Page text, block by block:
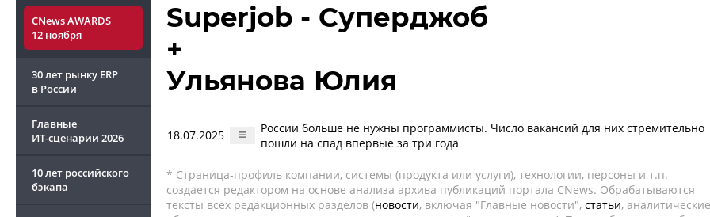
CNews AWARDS
12 ноября
30 лет рынку ERP
в России
Главные
ИТ-сценарии 2026
10 лет российского
бэкапа
Superjob - Суперджоб
+
Ульянова Юлия
18.07.2025
России больше не нужны программисты. Число вакансий для них стремительно
пошли на спад впервые за три года
* Страница-профиль компании, системы (продукта или услуги), технологии, персоны и т.п.
создается редактором на основе анализа архива публикаций портала CNews. Обрабатываются
тексты всех редакционных разделов (новости, включая "Главные новости", статьи, аналитические